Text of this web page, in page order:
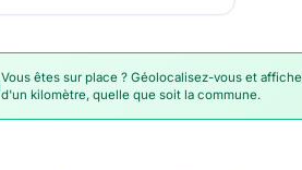
Vous êtes sur place ? Géolocalisez-vous et
d'un kilomètre, quelle que soit la commune.